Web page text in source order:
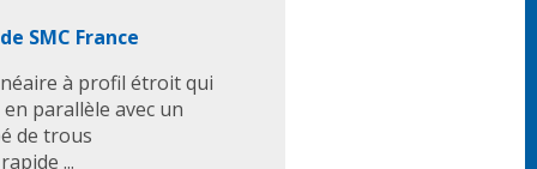
SMC France
à profil étroit qui
parallèle avec un
de trous
...